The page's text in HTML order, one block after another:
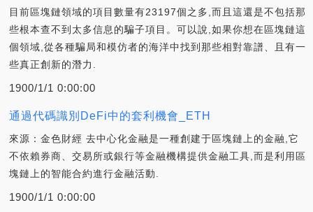
目前區塊鏈領域的項目數量有23197個之多,而且這還是不包括那
些根本查不到太多信息的騙子項目。可以說,如果你想在區塊鏈這
個領域,從各種騙局和模仿者的海洋中找到那些相對靠譜、且有一
些真正創新的潛力.
1900/1/1 0:00:00
通過代碼識別DeFi中的套利機會_ETH
來源：金色財經 去中心化金融是一種創建于區塊鏈上的金融,它
不依賴券商、交易所或銀行等金融機構提供金融工具,而是利用區
塊鏈上的智能合約進行金融活動.
1900/1/1 0:00:00